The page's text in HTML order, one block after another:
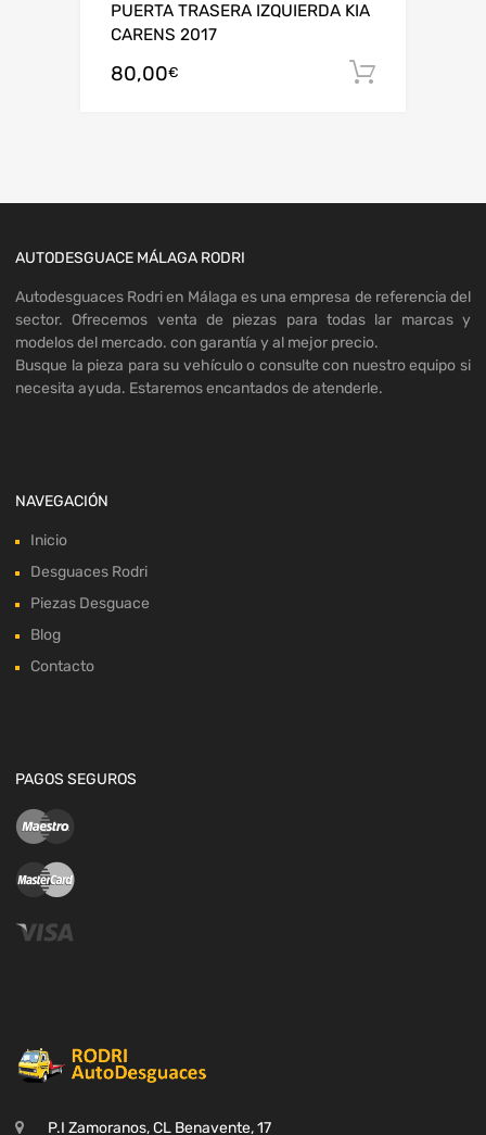
PUERTA TRASERA IZQUIERDA KIA
CARENS 2017
80,00€
AUTODESGUACE MÁLAGA RODRI
Autodesguaces Rodri en Málaga es una empresa de referencia del
sector. Ofrecemos venta de piezas para todas lar marcas y
modelos del mercado. con garantía y al mejor precio.
Busque la pieza para su vehículo o consulte con nuestro equipo si
necesita ayuda. Estaremos encantados de atenderle.
NAVEGACIÓN
Inicio
Desguaces Rodri
Piezas Desguace
Blog
Contacto
PAGOS SEGUROS
P.I Zamoranos, CL Benavente, 17